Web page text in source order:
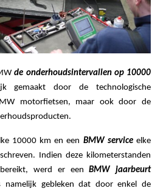
de onderhoudsintervallen op 10000
gemaakt door de technologische
motorfietsen, maar ook door de
10000 km en een BMW serviceelke
Indien deze kilometerstanden
werd er eenBMW jaarbeurt
namelijk gebleken dat door enkel de